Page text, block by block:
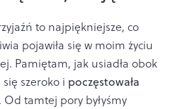
to najpiękniejsze, co
pojawiła się w moim życiu
Pamiętam, jak usiadła obok
szeroko i poczęstowała
. Od tamtej pory byłyśmy